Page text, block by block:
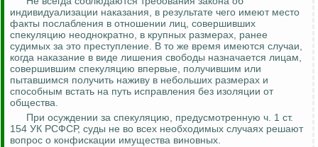
индивидуализации наказания, в результате чего имеют место
факты послабления в отношении лиц, совершивших
спекуляцию неоднократно, в крупных размерах, ранее
судимых за это преступление. В то же время имеются случаи,
когда наказание в виде лишения свободы назначается лицам,
совершившим спекуляцию впервые, получившим или
пытавшимся получить наживу в небольших размерах и
способным встать на путь исправления без изоляции от
общества.
При осуждении за спекуляцию, предусмотренную ч. 1 ст.
154 УК РСФСР, суды не во всех необходимых случаях решают
вопрос о конфискации имущества виновных.